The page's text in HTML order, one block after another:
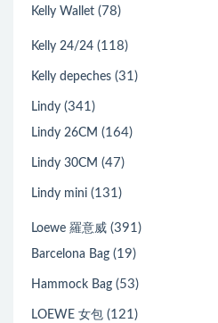
Kelly Wallet (78)
Kelly 24/24 (118)
Kelly depeches (31)
Lindy (341)
Lindy 26CM (164)
Lindy 30CM (47)
Lindy mini (131)
Loewe 羅意威 (391)
Barcelona Bag (19)
Hammock Bag (53)
LOEWE 女包 (121)